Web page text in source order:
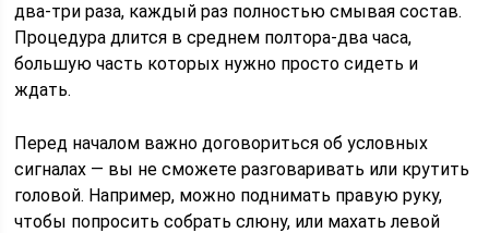
два-три раза, каждый раз полностью смывая состав.
Процедура длится в среднем полтора-два часа,
большую часть которых нужно просто сидеть и
ждать.
Перед началом важно договориться об условных
сигналах — вы не сможете разговаривать или крутить
головой. Например, можно поднимать правую руку,
чтобы попросить собрать слюну, или махать левой